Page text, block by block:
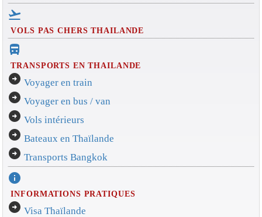
flight_takeoff
VOLS PAS CHERS THAILANDE
directions_bus_filled
TRANSPORTS EN THAILANDE
arrow_circle_right Voyager en train
arrow_circle_right Voyager en bus / van
arrow_circle_right Vols intérieurs
arrow_circle_right Bateaux en Thaïlande
arrow_circle_right Transports Bangkok
info
INFORMATIONS PRATIQUES
arrow_circle_right Visa Thaïlande